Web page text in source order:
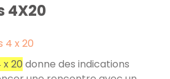
4X20
4 x 20
20 donne des indications